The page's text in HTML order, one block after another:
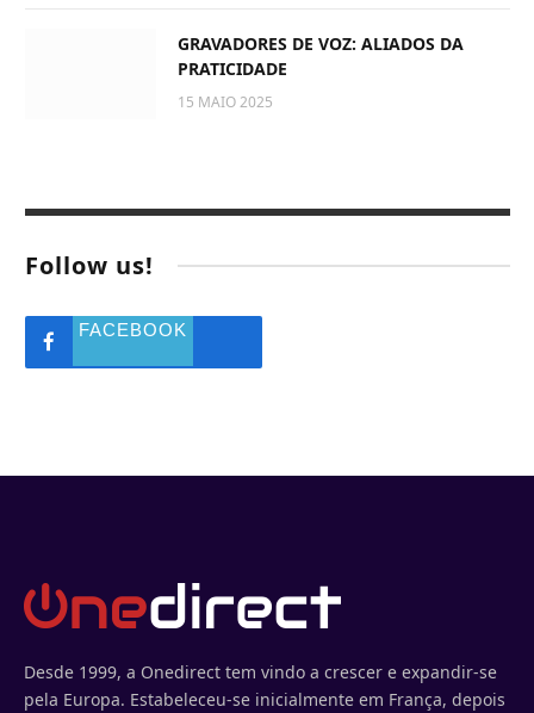
GRAVADORES DE VOZ: ALIADOS DA
PRATICIDADE
15 MAIO 2025
Follow us!
FACEBOOK
Desde 1999, a Onedirect tem vindo a crescer e expandir-se
pela Europa. Estabeleceu-se inicialmente em França, depois